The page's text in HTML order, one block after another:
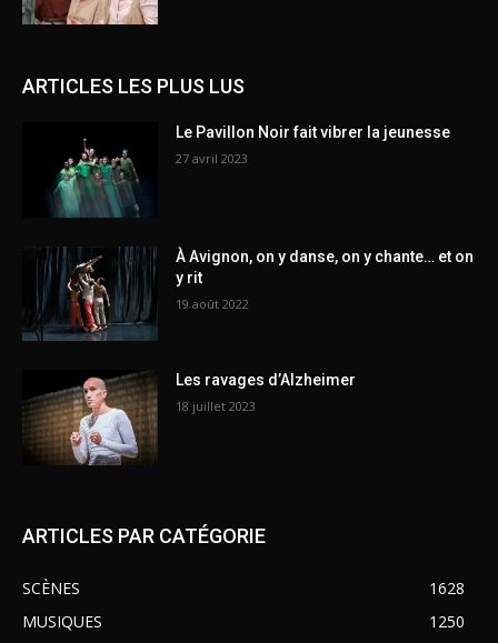
ARTICLES LES PLUS LUS
Le Pavillon Noir fait vibrer la jeunesse
27 avril 2023
À Avignon, on y danse, on y chante… et on
y rit
19 août 2022
Les ravages d’Alzheimer
18 juillet 2023
ARTICLES PAR CATÉGORIE
SCÈNES
1628
MUSIQUES
1250